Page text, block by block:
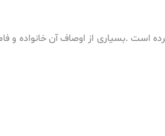
است .بسیاری از اوصاف آن خانواده و